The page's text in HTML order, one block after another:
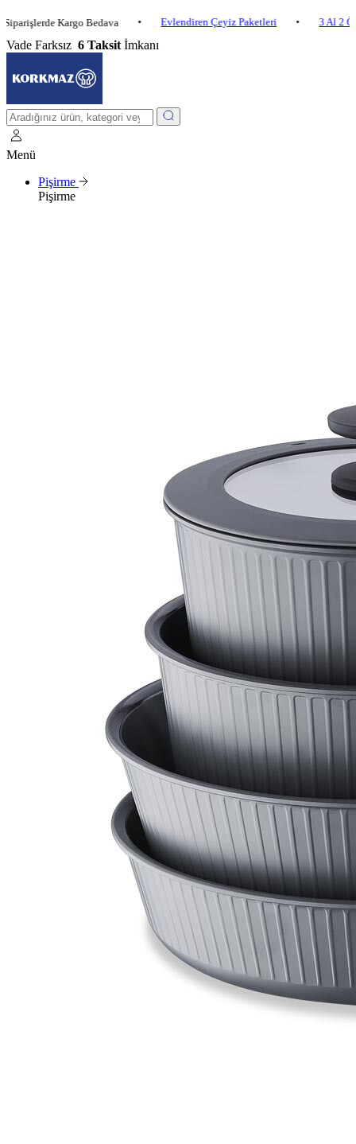
Kargo Bedava • Evlendiren Çeyiz Paketleri • 3 Al 2 Öde •
Vade Farksız 6 Taksit İmkanı
Menü
Pişirme
Pişirme